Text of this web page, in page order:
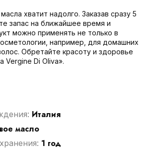
хватит надолго. Заказав сразу 5
запас на ближайшее время и
можно применять не только в
например, для домашних
Обретайте красоту и здоровье
Vergine Di Oliva».
Италия
масло
1 год